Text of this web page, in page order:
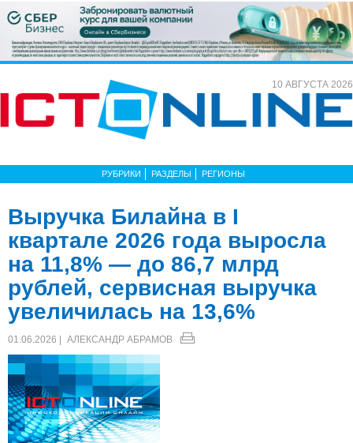
10 АВГУСТА 2026
РУБРИКИ РАЗДЕЛЫ РЕГИОНЫ
Выручка Билайна в I
квартале 2026 года выросла
на 11,8% — до 86,7 млрд
рублей, сервисная выручка
увеличилась на 13,6%
01.06.2026 | АЛЕКСАНДР АБРАМОВ